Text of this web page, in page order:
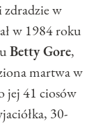
zdradzie w
w 1984 roku
Betty Gore,
martwa w
jej 41 ciosów
30-